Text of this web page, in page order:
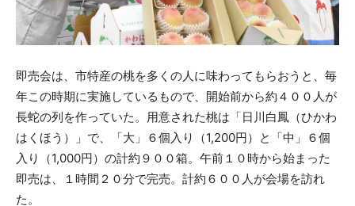
即売会は、市特産の桃を多くの人に味わってもらおうと、毎
年この時期に実施しているもので、開始前から約４００人が
長蛇の列を作っていた。用意された桃は「日川白鳳（ひかわ
はくほう）」で、「大」６個入り（1,200円）と「中」６個
入り（1,000円）の計約９００箱。午前１０時から始まった
即売は、１時間２０分で完売。計約６００人が会場を訪れ
た。